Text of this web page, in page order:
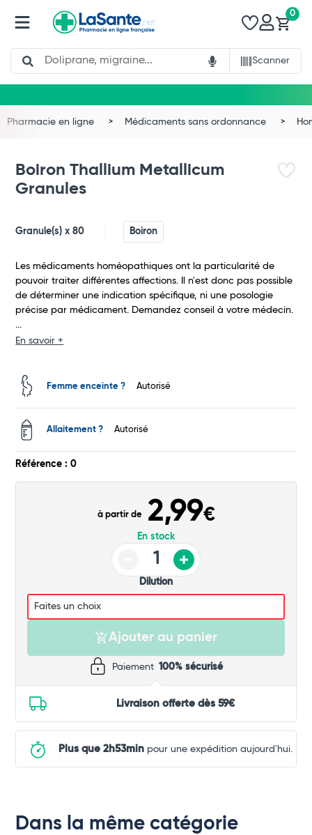
Search
Scanner
0
Total
Pharmacie en ligne Médicaments sans ordonnance
Boiron Thallium Metallicum
Granules
Granule(s) x 80 Boiron
Les médicaments homéopathiques ont la particularité de
pouvoir traiter différentes affections. Il n'est donc pas possible
de déterminer une indication spécifique, ni une posologie
précise par médicament. Demandez conseil à votre médecin.
...
En savoir +
Femme enceinte ? Autorisé
Allaitement ? Autorisé
Référence : 0
à partir de 2,99€
En stock
Dilution
Ajouter au panier
Paiement 100% sécurisé
Livraison offerte dès 59€
Plus que 2h53min pour une expédition aujourd'hui.
Dans la même catégorie